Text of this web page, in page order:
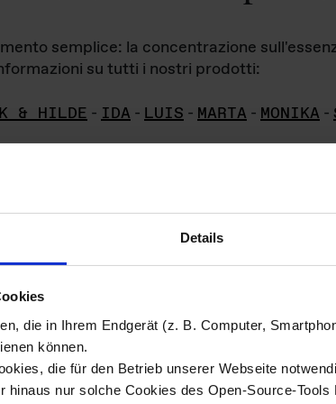
Details
die in Ihrem Endgerät (z. B. Computer,
können.
die für den Betrieb unserer Webseite
hinaus nur solche Cookies des Open-Source-
semplice: la concentrazione
su tutti i nostri prodotti:
& HILDE - IDA - LUIS - MARTA - MONIKA -
di
materiale fotografico sono detenuti da